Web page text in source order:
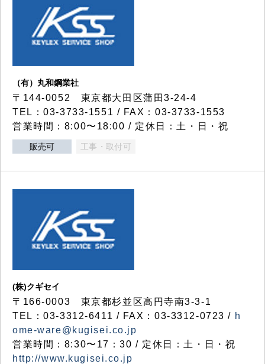
（有）丸和鋼業社
〒144-0052 東京都大田区蒲田3-24-4
TEL：03-3733-1551 / FAX：03-3733-1553
営業時間：8:00〜18:00 / 定休日：土・日・祝
販売可 工事・取付可
(株)クギセイ
〒166-0003 東京都杉並区高円寺南3-3-1
TEL：03-3312-6411 / FAX：03-3312-0723 / h
ome-ware@kugisei.co.jp
営業時間：8:30〜17：30 / 定休日：土・日・祝
http://www.kugisei.co.jp